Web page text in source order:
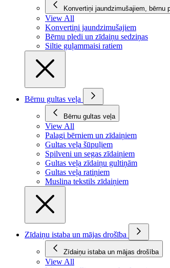
Konvertiņi jaundzimušajiem, bērnu
View All
Konvertiņi jaundzimušajiem
Bērnu pledi un zīdaiņu sedziņas
Siltie guļammaisi ratiem
Bērnu gultas veļa
Bērnu gultas veļa
View All
Palagi bērniem un zīdaiņiem
Gultas veļa šūpuļiem
Spilveni un segas zīdaiņiem
Gultas veļa zīdaiņu gultiņām
Gultas veļa ratiņiem
Muslina tekstils zīdaiņiem
Zīdaiņu istaba un mājas drošība
Zīdaiņu istaba un mājas drošība
View All